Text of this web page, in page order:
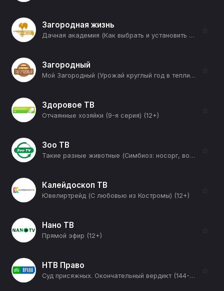
Загородная жизнь
Дачная академия (Как выбрать и установить забор) (12+)
☆
Загородный
Мой Загородный (Урожай круглый год в теплице) (12+)
☆
Здоровое ТВ
Отчаянные хозяйки (9-я серия) (12+)
☆
Зоо ТВ
Такие разные животные (Симбиоз: носорг, волоклюй, нутрия) (12+)
☆
Калейдоскоп ТВ
Ювелиртрейд (С любовью из Костромы) (12+)
☆
Нано ТВ
Прямой эфир (12+)
☆
НТВ Право
Суд присяжных. Окончательный вердикт (144-я серия) (12+)
☆